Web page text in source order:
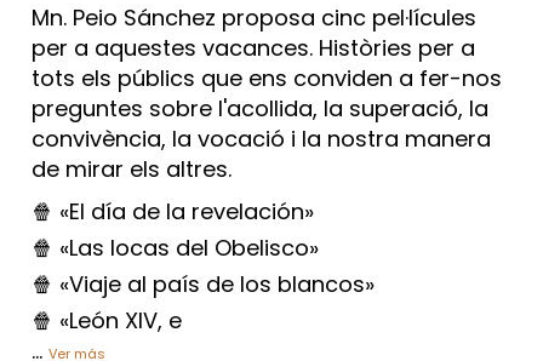
Mn. Peio Sánchez proposa cinc pel·lícules
per a aquestes vacances. Històries per a
tots els públics que ens conviden a fer-nos
preguntes sobre l'acollida, la superació, la
convivència, la vocació i la nostra manera
de mirar els altres.
🍿 «El día de la revelación»
🍿 «Las locas del Obelisco»
🍿 «Viaje al país de los blancos»
🍿 «León XIV, e
... Ver más